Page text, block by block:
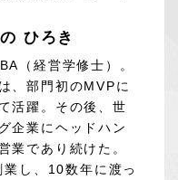
ひろき
（経営学修士）。
、部門初のMVPに
活躍。その後、世
企業にヘッドハン
業であり続けた。
し、10数年に渡っ